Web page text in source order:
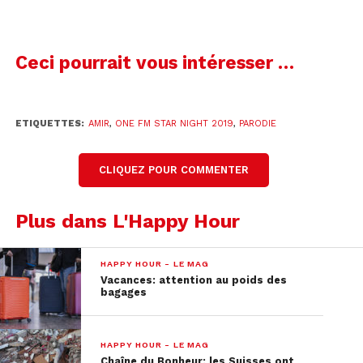
Ceci pourrait vous intéresser …
ETIQUETTES: AMIR, ONE FM STAR NIGHT 2019, PARODIE
CLIQUEZ POUR COMMENTER
Plus dans L'Happy Hour
HAPPY HOUR - LE MAG
Vacances: attention au poids des
bagages
HAPPY HOUR - LE MAG